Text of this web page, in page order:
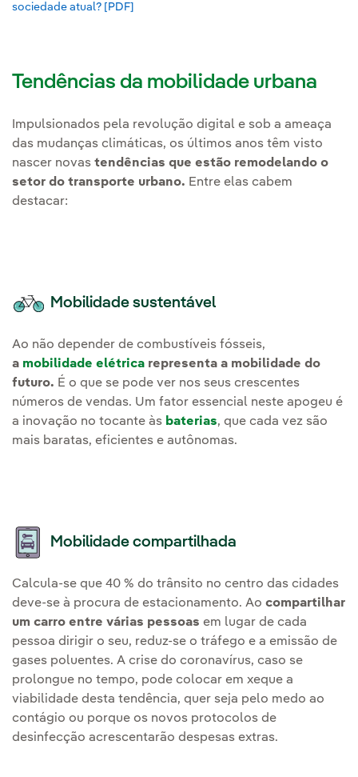
sociedade atual? [PDF]
Tendências da mobilidade urbana
Impulsionados pela revolução digital e sob a ameaça
das mudanças climáticas, os últimos anos têm visto
nascer novas tendências que estão remodelando o
setor do transporte urbano. Entre elas cabem
destacar:
Mobilidade sustentável
Ao não depender de combustíveis fósseis,
a mobilidade elétrica representa a mobilidade do
futuro. É o que se pode ver nos seus crescentes
números de vendas. Um fator essencial neste apogeu é
a inovação no tocante às baterias, que cada vez são
mais baratas, eficientes e autônomas.
Mobilidade compartilhada
Calcula-se que 40 % do trânsito no centro das cidades
deve-se à procura de estacionamento. Ao compartilhar
um carro entre várias pessoas em lugar de cada
pessoa dirigir o seu, reduz-se o tráfego e a emissão de
gases poluentes. A crise do coronavírus, caso se
prolongue no tempo, pode colocar em xeque a
viabilidade desta tendência, quer seja pelo medo ao
contágio ou porque os novos protocolos de
desinfecção acrescentarão despesas extras.